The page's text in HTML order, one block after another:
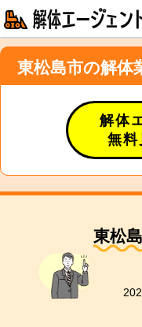
東松島市の解体
解体
無料
東松